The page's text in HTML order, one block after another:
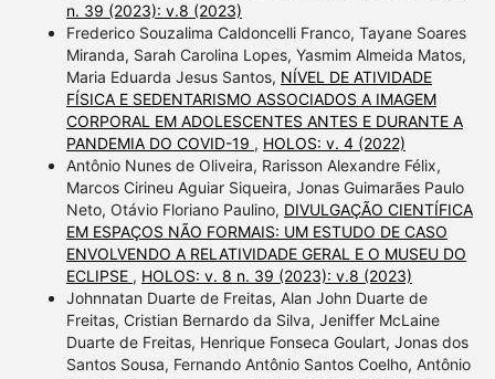
n. 39 (2023): v.8 (2023)
Frederico Souzalima Caldoncelli Franco, Tayane Soares
Miranda, Sarah Carolina Lopes, Yasmim Almeida Matos,
Maria Eduarda Jesus Santos, NÍVEL DE ATIVIDADE
FÍSICA E SEDENTARISMO ASSOCIADOS A IMAGEM
CORPORAL EM ADOLESCENTES ANTES E DURANTE A
PANDEMIA DO COVID-19 , HOLOS: v. 4 (2022)
Antônio Nunes de Oliveira, Rarisson Alexandre Félix,
Marcos Cirineu Aguiar Siqueira, Jonas Guimarães Paulo
Neto, Otávio Floriano Paulino, DIVULGAÇÃO CIENTÍFICA
EM ESPAÇOS NÃO FORMAIS: UM ESTUDO DE CASO
ENVOLVENDO A RELATIVIDADE GERAL E O MUSEU DO
ECLIPSE , HOLOS: v. 8 n. 39 (2023): v.8 (2023)
Johnnatan Duarte de Freitas, Alan John Duarte de
Freitas, Cristian Bernardo da Silva, Jeniffer McLaine
Duarte de Freitas, Henrique Fonseca Goulart, Jonas dos
Santos Sousa, Fernando Antônio Santos Coelho, Antônio